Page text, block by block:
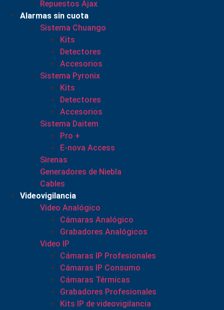
Repuestos Ajax
Alarmas sin cuota
Sistema Chuango
Kits
Detectores
Accesorios
Sistema Pyronix
Kits
Detectores
Accesorios
Sistema Daitem
Pro +
E-nova Access
Sirenas
Generadores de Niebla
Cables
Videovigilancia
Video Analógico
Cámaras Analógico
Grabadores Analógicos
Video IP
Cámaras IP Profesionales
Cámaras IP Consumo
Cámaras Térmicas
Grabadores Profesionales
Kits IP de videovigilancia